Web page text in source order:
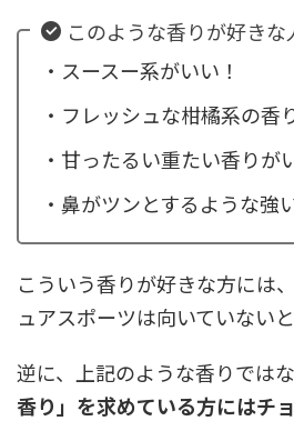
このような香りが好き
・スースー系がいい！
・フレッシュな柑橘系の香
・甘ったるい重たい香りが
・鼻がツンとするような強
こういう香りが好きな方には
ュアスポーツは向いていないと
逆に、上記のような香りではな
香り」を求めている方にはチ